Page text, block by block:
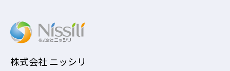
株式会社 ニッシリ